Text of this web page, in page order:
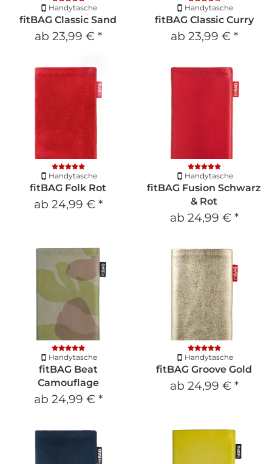
Handytasche
fitBAG Classic Sand
ab 23,99 € *
Handytasche
fitBAG Classic Curry
ab 23,99 € *
Handytasche
fitBAG Folk Rot
ab 24,99 € *
Handytasche
fitBAG Fusion Schwarz
& Rot
ab 24,99 € *
Handytasche
fitBAG Beat
Camouflage
ab 24,99 € *
Handytasche
fitBAG Groove Gold
ab 24,99 € *